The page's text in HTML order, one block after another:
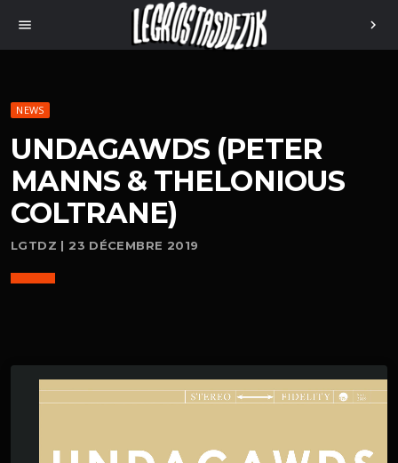
menu chevron_right
NEWS
UNDAGAWDS (PETER
MANNS & THELONIOUS
COLTRANE)
LGTDZ | 23 DÉCEMBRE 2019